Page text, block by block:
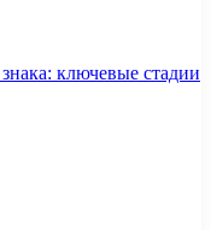
ключевые стадии